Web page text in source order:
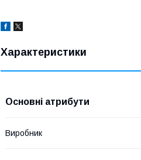
Характеристики
Основні атрибути
Виробник